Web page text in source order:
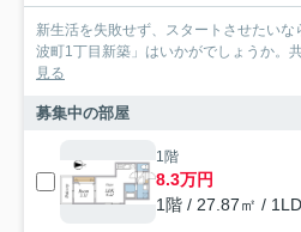
新生活を失敗せず、スタートさせたい
波町1丁目新築」はいかがでしょうか。
見る
募集中の部屋
1階
8.3万円
1階 / 27.87㎡ /